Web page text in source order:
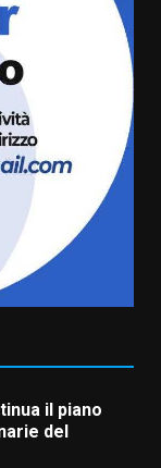
escluso
di arma
il piano
del